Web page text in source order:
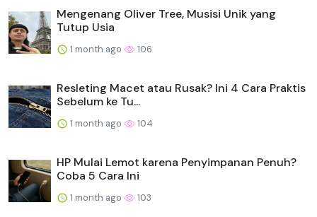
Mengenang Oliver Tree, Musisi Unik yang
Tutup Usia
1 month ago 106
Resleting Macet atau Rusak? Ini 4 Cara Praktis
Sebelum ke Tu...
1 month ago 104
HP Mulai Lemot karena Penyimpanan Penuh?
Coba 5 Cara Ini
1 month ago 103